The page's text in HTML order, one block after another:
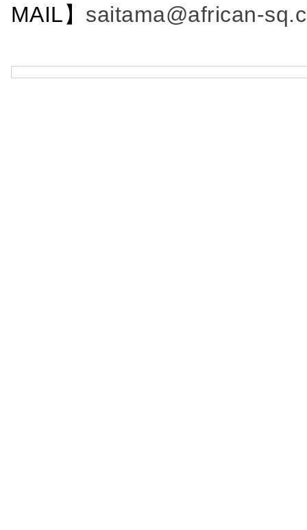
MAIL】 saitama@african-